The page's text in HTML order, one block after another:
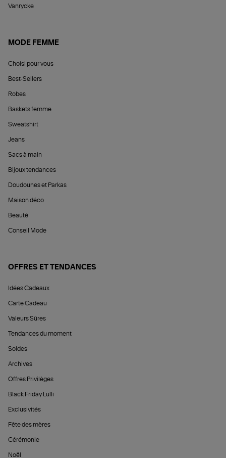
Vanrycke
MODE FEMME
Choisi pour vous
Best-Sellers
Robes
Baskets femme
Sweatshirt
Jeans
Sacs à main
Bijoux tendances
Doudounes et Parkas
Maison déco
Beauté
Conseil Mode
OFFRES ET TENDANCES
Idées Cadeaux
Carte Cadeau
Valeurs Sûres
Tendances du moment
Soldes
Archives
Offres Privilèges
Black Friday Lulli
Exclusivités
Fête des mères
Cérémonie
Noël